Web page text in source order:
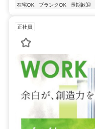
在宅OK
ブランクOK 長期歓迎
正社員